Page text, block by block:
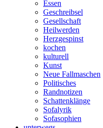
Essen
Geschreibsel
Gesellschaft
Heilwerden
Herzgespinst
kochen
kulturell
Kunst
Neue Fallmaschen
Politisches
Randnotizen
Schattenklänge
Sofalyrik
Sofasophien